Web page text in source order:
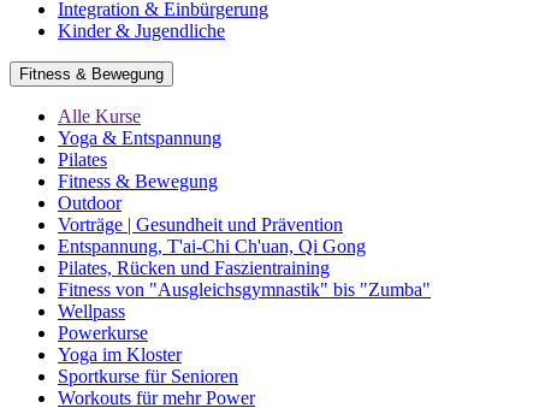
Integration & Einbürgerung
Kinder & Jugendliche
Fitness & Bewegung
Alle Kurse
Yoga & Entspannung
Pilates
Fitness & Bewegung
Outdoor
Vorträge | Gesundheit und Prävention
Entspannung, T'ai-Chi Ch'uan, Qi Gong
Pilates, Rücken und Faszientraining
Fitness von "Ausgleichsgymnastik" bis "Zumba"
Wellpass
Powerkurse
Yoga im Kloster
Sportkurse für Senioren
Workouts für mehr Power